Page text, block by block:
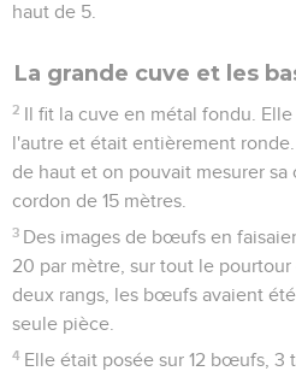
haut de 5.
La grande cuve et les
2 Il fit la cuve en métal fondu.
l'autre et était entièrement
de haut et on pouvait mesurer
cordon de 15 mètres.
3 Des images de bœufs en
20 par mètre, sur tout le
deux rangs, les bœufs avaient
seule pièce.
4 Elle était posée sur 12 bœufs, 3